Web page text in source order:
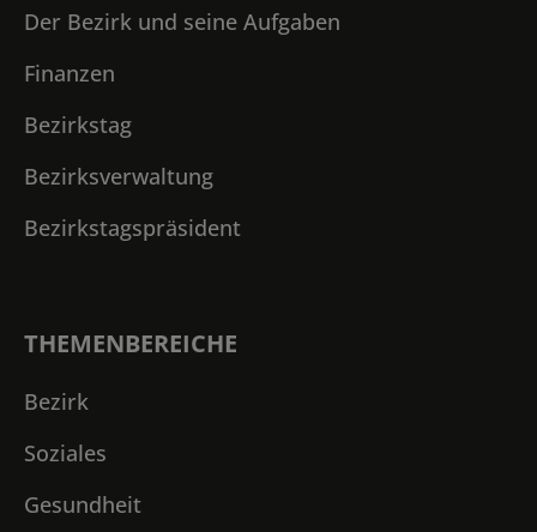
Der Bezirk und seine Aufgaben
Finanzen
Bezirkstag
Bezirksverwaltung
Bezirkstagspräsident
THEMENBEREICHE
Bezirk
Soziales
Gesundheit